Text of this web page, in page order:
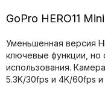
GoPro HERO11 Mini
Уменьшенная версия
ключевые функции, но
использования.
5.3K/30fps и 4K/60fps